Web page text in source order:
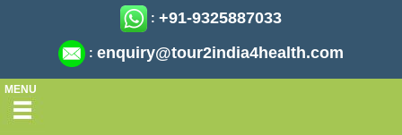
: +91-9325887033
: enquiry@tour2india4health.com
MENU